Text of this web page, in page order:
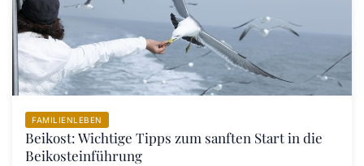
FAMILIENLEBEN
Beikost: Wichtige Tipps zum sanften Start in die
Beikosteinführung